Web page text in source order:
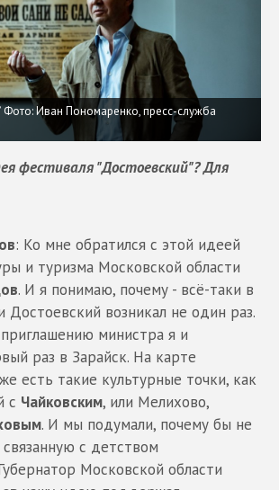
Иван Пономаренко, пресс-служба
фестиваля "Достоевский"? Для
: Ко мне обратился с этой идеей
и туризма Московской области
. И я понимаю, почему - всё-таки в
Достоевский возникал не один раз.
министра я и
раз в Зарайск. На карте
есть такие культурные точки, как
с Чайковским, или Мелихово,
. И мы подумали, почему бы не
с детством
Московской области